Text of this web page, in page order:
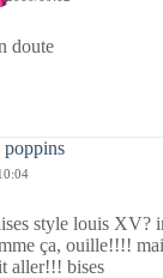
doute
style louis XV?
ça, ouille!!!!
aller!!! bises